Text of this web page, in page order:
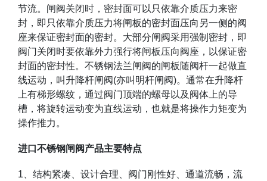
节流。闸阀关闭时，密封面可以只依靠介质压力来密
封，即只依靠介质压力将闸板的密封面压向另一侧的阀
座来保证密封面的密封。大部分闸阀采用强制密封，即
阀门关闭时要依靠外力强行将闸板压向阀座，以保证密
封面的密封性。不锈钢法兰闸阀的闸板随阀杆一起做直
线运动，叫升降杆闸阀(亦叫明杆闸阀)。通常在升降杆
上有梯形螺纹，通过阀门顶端的螺母以及阀体上的导
槽，将旋转运动变为直线运动，也就是将操作力矩变为
操作推力。
进口不锈钢闸阀产品主要特点
1 、结构紧凑、设计合理、阀门刚性好、通道流畅，流